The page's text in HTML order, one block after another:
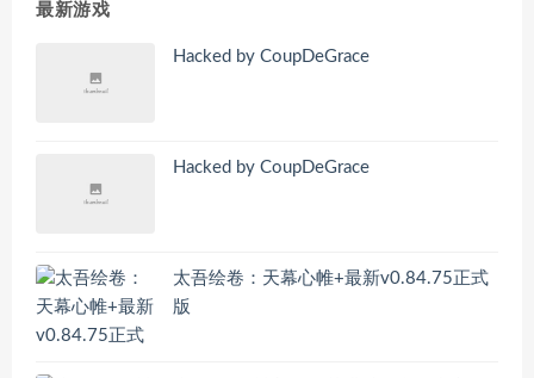
最新游戏
Hacked by CoupDeGrace
Hacked by CoupDeGrace
太吾绘卷：天幕心帷+最新v0.84.75正式
版